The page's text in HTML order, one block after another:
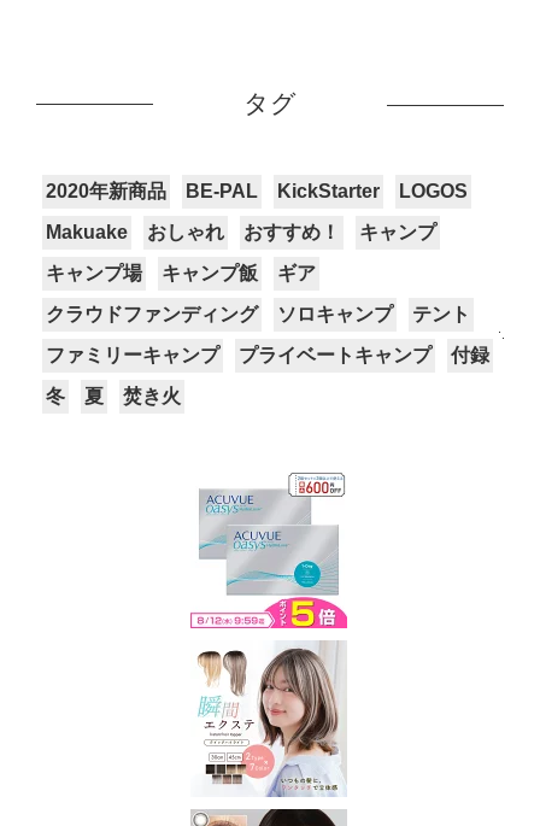
タグ
2020年新商品 BE-PAL KickStarter
LOGOS
Makuake
おしゃれ おすすめ！
キャンプ
キャンプ場
キャンプ飯
ギア
クラウドファンディング
ソロキャンプ
テント
ファミリーキャンプ
プライベートキャンプ
付録
冬
夏 焚き火